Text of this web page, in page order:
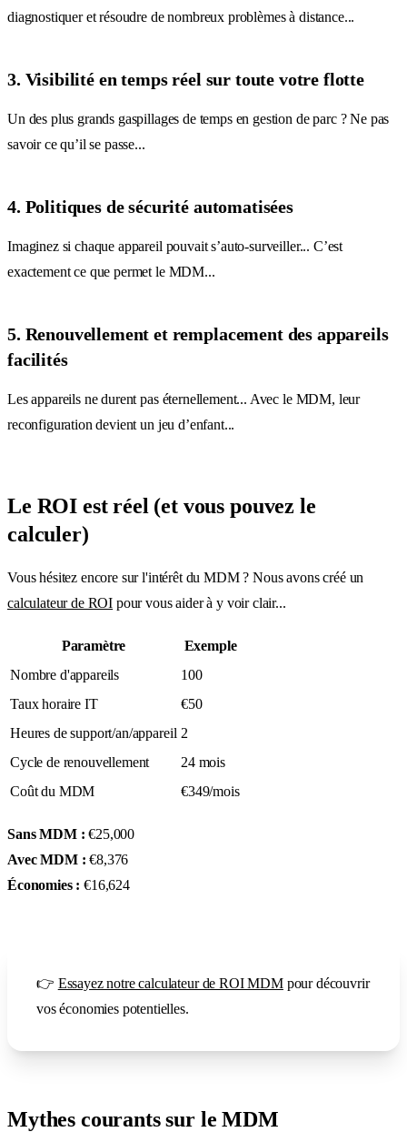
diagnostiquer et résoudre de nombreux problèmes à distance...
3. Visibilité en temps réel sur toute votre flotte
Un des plus grands gaspillages de temps en gestion de parc ? Ne pas
savoir ce qu’il se passe...
4. Politiques de sécurité automatisées
Imaginez si chaque appareil pouvait s’auto-surveiller... C’est
exactement ce que permet le MDM...
5. Renouvellement et remplacement des appareils
facilités
Les appareils ne durent pas éternellement... Avec le MDM, leur
reconfiguration devient un jeu d’enfant...
Le ROI est réel (et vous pouvez le
calculer)
Vous hésitez encore sur l'intérêt du MDM ? Nous avons créé un
calculateur de ROI pour vous aider à y voir clair...
Paramètre
Exemple
Nombre d'appareils
100
Taux horaire IT
€50
Heures de support/an/appareil 2
Cycle de renouvellement
24 mois
Coût du MDM
€349/mois
Sans MDM : €25,000
Avec MDM : €8,376
Économies : €16,624
👉 Essayez notre calculateur de ROI MDMpour découvrir
vos économies potentielles.
Mythes courants sur le MDM